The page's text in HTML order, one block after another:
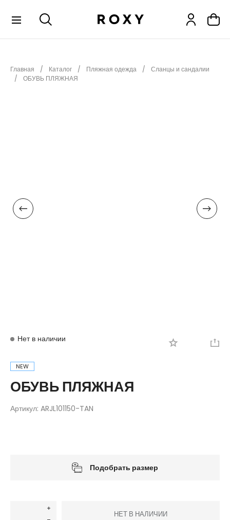
НОВИНКИ
АКСЕССУАРЫ
Главная Каталог Пляжная одежда
Сланцы и сандалии
ОБУВЬ ПЛЯЖНАЯ
Нет в наличии
NEW
ОБУВЬ ПЛЯЖНАЯ
Артикул: ARJL101150-TAN
Подобрать размер
НЕТ В НАЛИЧИИ